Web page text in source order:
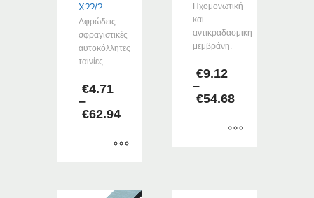
X??/?
Αφρώδεις
σφραγιστικές
αυτοκόλλητες
ταινίες.
€4.71
–
€62.94
range:
Ηχομονωτική
και
αντικραδασμική
μεμβράνη.
€9.12
–
€54.68
range: